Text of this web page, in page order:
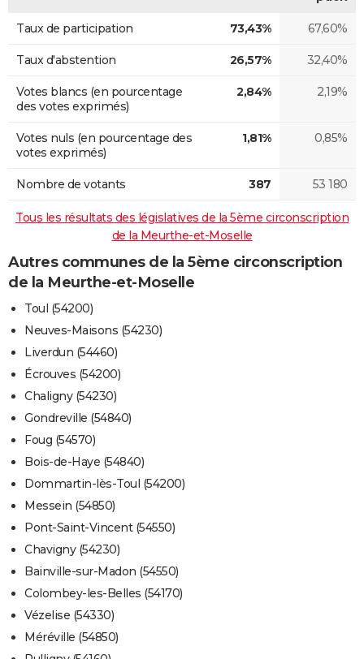
Taux de participation 73,43% 67,60%
Taux d'abstention 26,57% 32,40%
Votes blancs (en pourcentage
des votes exprimés)
2,84% 2,19%
Votes nuls (en pourcentage des
votes exprimés)
1,81% 0,85%
Nombre de votants 387 53 180
Tous les résultats des législatives de la 5ème circonscription
de la Meurthe-et-Moselle
Autres communes de la 5ème circonscription
de la Meurthe-et-Moselle
Toul (54200)
Neuves-Maisons (54230)
Liverdun (54460)
Écrouves (54200)
Chaligny (54230)
Gondreville (54840)
Foug (54570)
Bois-de-Haye (54840)
Dommartin-lès-Toul (54200)
Messein (54850)
Pont-Saint-Vincent (54550)
Chavigny (54230)
Bainville-sur-Madon (54550)
Colombey-les-Belles (54170)
Vézelise (54330)
Méréville (54850)